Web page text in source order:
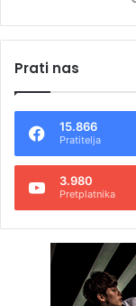
Prati nas
15.866
Pratitelja
3.980
Pretplatnika